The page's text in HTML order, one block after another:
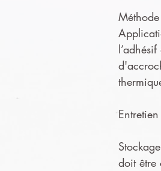
doit être